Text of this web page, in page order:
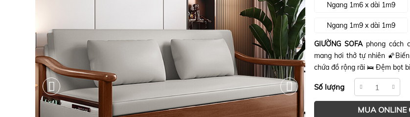
Ngang 1m6 x dài 1m9
Ngang 1m9 x dài 1m9
GIƯỜNG SOFA phong cách
mang hơi thở tự nhiên
chứa đồ rộng rãi 🛌 Đệm bọt
Số lượng
MUA ONLINE